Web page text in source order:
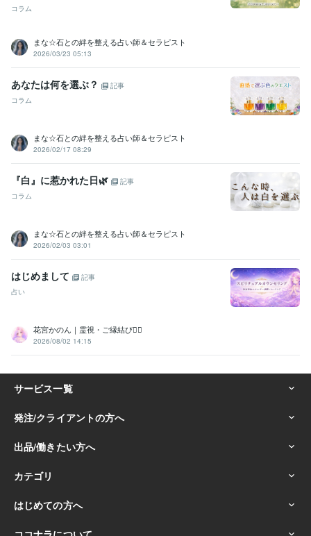
コラム
まな☆石との絆を整える占い師＆セラピスト
2026/03/23 05:13
あなたは何を選ぶ？
記事
コラム
まな☆石との絆を整える占い師＆セラピスト
2026/02/17 08:29
『白』に惹かれた日🌿
記事
コラム
まな☆石との絆を整える占い師＆セラピスト
2026/02/03 03:01
はじめまして
記事
占い
花宮かのん｜霊視・ご縁結び❁⃘
2026/08/02 14:15